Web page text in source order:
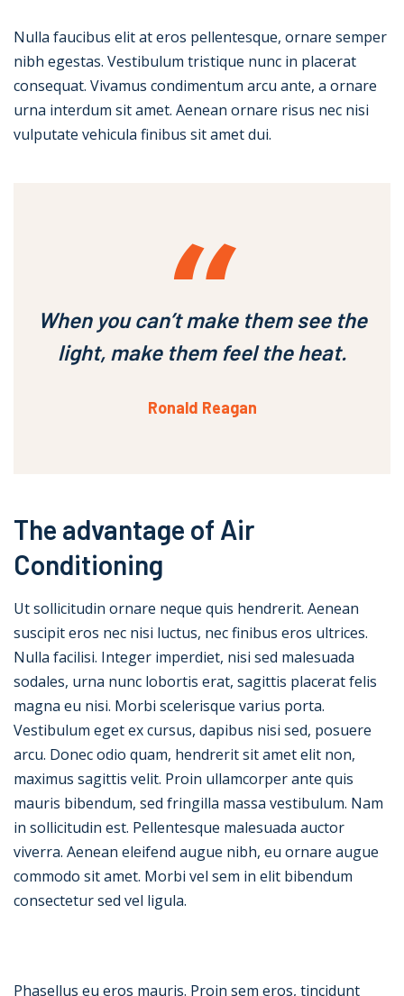
Nulla faucibus elit at eros pellentesque, ornare semper
nibh egestas. Vestibulum tristique nunc in placerat
consequat. Vivamus condimentum arcu ante, a ornare
urna interdum sit amet. Aenean ornare risus nec nisi
vulputate vehicula finibus sit amet dui.
When you can’t make them see the
light, make them feel the heat.
Ronald Reagan
The advantage of Air
Conditioning
Ut sollicitudin ornare neque quis hendrerit. Aenean
suscipit eros nec nisi luctus, nec finibus eros ultrices.
Nulla facilisi. Integer imperdiet, nisi sed malesuada
sodales, urna nunc lobortis erat, sagittis placerat felis
magna eu nisi. Morbi scelerisque varius porta.
Vestibulum eget ex cursus, dapibus nisi sed, posuere
arcu. Donec odio quam, hendrerit sit amet elit non,
maximus sagittis velit. Proin ullamcorper ante quis
mauris bibendum, sed fringilla massa vestibulum. Nam
in sollicitudin est. Pellentesque malesuada auctor
viverra. Aenean eleifend augue nibh, eu ornare augue
commodo sit amet. Morbi vel sem in elit bibendum
consectetur sed vel ligula.
Phasellus eu eros mauris. Proin sem eros, tincidunt